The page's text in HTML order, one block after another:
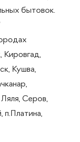
бытовок.
Кировгад,
Кушва,
Серов,
п.Платина,